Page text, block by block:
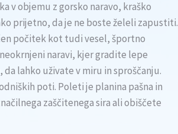
v objemu z gorsko naravo, kraško
prijetno, da je ne boste želeli zapustiti.
počitek kot tudi vesel, športno
naravi, kjer gradite lepe
lahko uživate v miru in sproščanju.
poti. Poleti je planina pašna in
zaščitenega sira ali obiščete